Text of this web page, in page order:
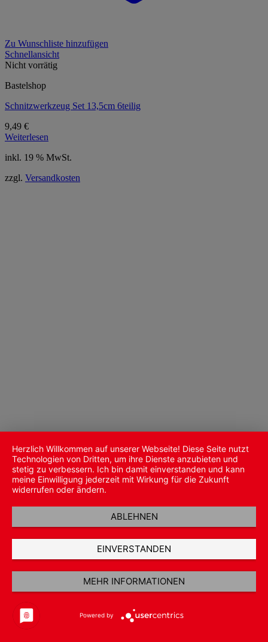
Zu Wunschliste hinzufügen
Schnellansicht
Nicht vorrätig
Bastelshop
Schnitzwerkzeug Set 13,5cm 6teilig
9,49 €
Weiterlesen
inkl. 19 % MwSt.
zzgl. Versandkosten
Herzlich Willkommen auf unserer Webseite! Diese Seite nutzt
Technologien von Dritten, um ihre Dienste anzubieten und
stetig zu verbessern. Ich bin damit einverstanden und kann
meine Einwilligung jederzeit mit Wirkung für die Zukunft
widerrufen oder ändern.
ABLEHNEN
EINVERSTANDEN
MEHR INFORMATIONEN
Powered by